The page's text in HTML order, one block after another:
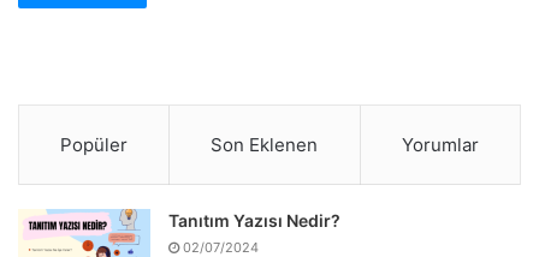
Popüler Son Eklenen Yorumlar
Tanıtım Yazısı Nedir?
02/07/2024